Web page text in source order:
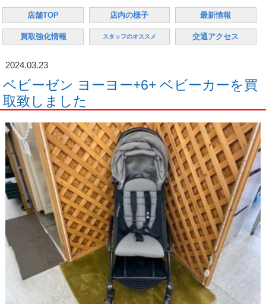
店舗TOP 店内の様子 最新情報
買取強化情報 スタッフのオススメ 交通アクセス
2024.03.23
ベビーゼン ヨーヨー+6+ ベビーカーを買
取致しました